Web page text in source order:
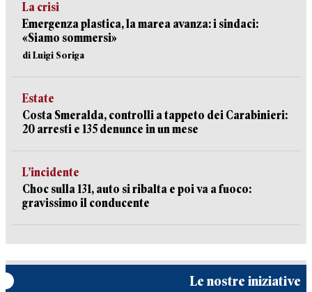
La crisi
Emergenza plastica, la marea avanza: i sindaci:
«Siamo sommersi»
di Luigi Soriga
Estate
Costa Smeralda, controlli a tappeto dei Carabinieri:
20 arresti e 135 denunce in un mese
L’incidente
Choc sulla 131, auto si ribalta e poi va a fuoco:
gravissimo il conducente
Le nostre iniziative